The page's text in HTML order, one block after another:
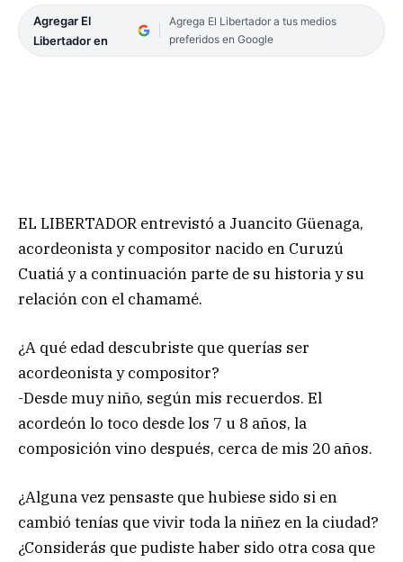
Agregar El
Libertador en
Agrega El Libertador a tus medios
preferidos en Google
EL LIBERTADOR entrevistó a Juancito Güenaga,
acordeonista y compositor nacido en Curuzú
Cuatiá y a continuación parte de su historia y su
relación con el chamamé.
¿A qué edad descubriste que querías ser
acordeonista y compositor?
-Desde muy niño, según mis recuerdos. El
acordeón lo toco desde los 7 u 8 años, la
composición vino después, cerca de mis 20 años.
¿Alguna vez pensaste que hubiese sido si en
cambió tenías que vivir toda la niñez en la ciudad?
¿Considerás que pudiste haber sido otra cosa que